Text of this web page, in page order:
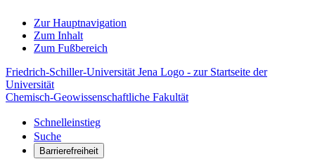
Zur Hauptnavigation
Zum Inhalt
Zum Fußbereich
Friedrich-Schiller-Universität Jena Logo - zur Startseite der
Universität
Chemisch-Geowissenschaftliche Fakultät
Schnelleinstieg
Suche
Barrierefreiheit